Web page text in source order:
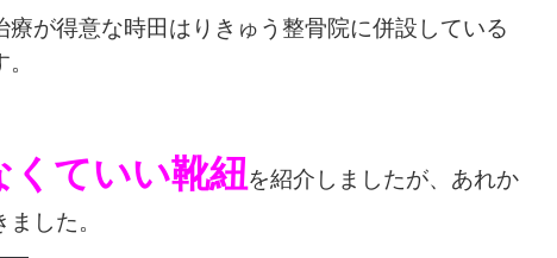
が得意な時田はりきゅう整骨院に併設している
くていい靴紐を紹介しましたが、あれか
した。